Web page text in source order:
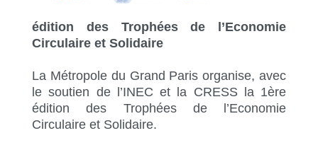
édition des Trophées de l’Economie
Circulaire et Solidaire
La Métropole du Grand Paris organise, avec
le soutien de l’INEC et la CRESS la 1ère
édition des Trophées de l’Economie
Circulaire et Solidaire.